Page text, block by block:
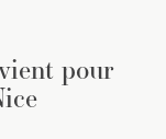
pour